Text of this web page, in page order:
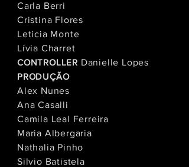
Carla Berri
Cristina Flores
Leticia Monte
Lívia Charret
CONTROLLER Danielle Lopes
PRODUÇÃO
Alex Nunes
Ana Casalli
Camila Leal Ferreira
Maria Albergaria
Nathalia Pinho
Silvio Batistela